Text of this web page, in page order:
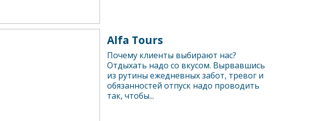
Alfa Tours
Почему клиенты выбирают нас?
Отдыхать надо со вкусом. Вырвавшись
из рутины ежедневных забот, тревог и
обязанностей отпуск надо проводить
так, чтобы...